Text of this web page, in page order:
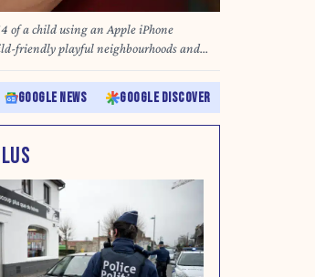
of a child using an Apple iPhone
friendly playful neighbourhoods and
Issue date: Wednesday June 11, 2025.
GOOGLE NEWS GOOGLE DISCOVER